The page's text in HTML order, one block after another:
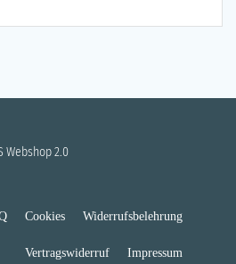
Webshop 2.0
Cookies Widerrufsbelehrung
Vertragswiderruf Impressum